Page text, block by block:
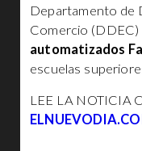
Departamento de
Comercio (DDEC)
automatizados
escuelas
LEE LA NOTICIA